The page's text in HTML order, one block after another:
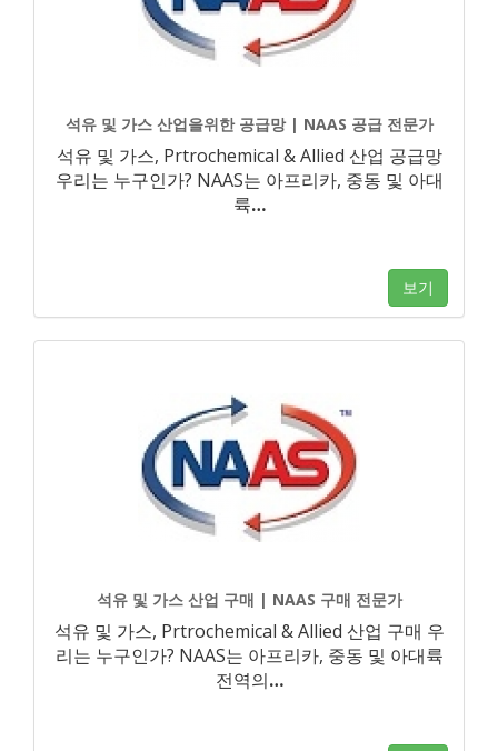
석유 및 가스 산업을위한 공급망 | NAAS 공급 전문가
석유 및 가스, Prtrochemical & Allied 산업 공급망
우리는 누구인가? NAAS는 아프리카, 중동 및 아대
륙…
보기
석유 및 가스 산업 구매 | NAAS 구매 전문가
석유 및 가스, Prtrochemical & Allied 산업 구매 우
리는 누구인가? NAAS는 아프리카, 중동 및 아대륙
전역의…